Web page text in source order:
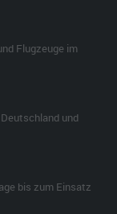
Flugzeuge im
und
bis zum Einsatz